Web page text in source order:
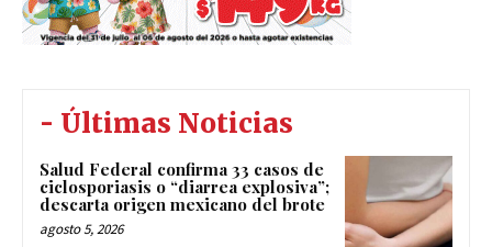
- Últimas Noticias
Salud Federal confirma 33 casos de
ciclosporiasis o “diarrea explosiva”;
descarta origen mexicano del brote
agosto 5, 2026